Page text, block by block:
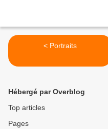
< Portraits
Hébergé par Overblog
Top articles
Pages